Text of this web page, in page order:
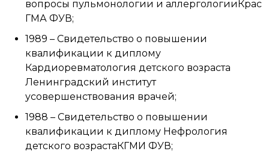
вопросы пульмонологии и аллергологииКрас
ГМА ФУВ;
1989 – Свидетельство о повышении
квалификации к диплому
Кардиоревматология детского возраста
Ленинградский институт
усовершенствования врачей;
1988 – Свидетельство о повышении
квалификации к диплому Нефрология
детского возрастаКГМИ ФУВ;